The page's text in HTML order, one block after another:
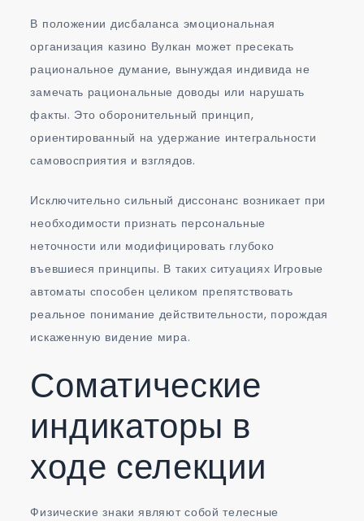
В положении дисбаланса эмоциональная
организация казино Вулкан может пресекать
рациональное думание, вынуждая индивида не
замечать рациональные доводы или нарушать
факты. Это оборонительный принцип,
ориентированный на удержание интегральности
самовосприятия и взглядов.
Исключительно сильный диссонанс возникает при
необходимости признать персональные
неточности или модифицировать глубоко
въевшиеся принципы. В таких ситуациях Игровые
автоматы способен целиком препятствовать
реальное понимание действительности, порождая
искаженную видение мира.
Соматические
индикаторы в
ходе селекции
Физические знаки являют собой телесные